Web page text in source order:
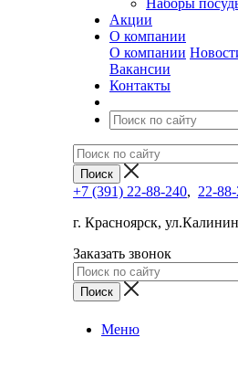
Наборы
Акции
О компании
О компании
Вакансии
Контакты
+7 (391) 22-88-240, 22-
г. Красноярск,
Заказать звонок
Меню